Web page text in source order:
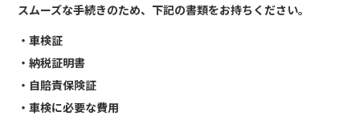
スムーズな手続きのため、下記の書類をお持ちください。
・車検証
・納税証明書
・自賠責保険証
・車検に必要な費用